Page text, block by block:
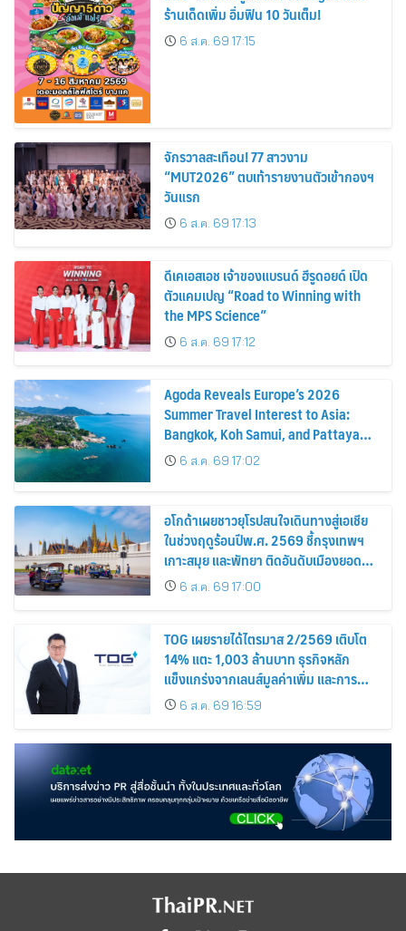
ร้านเด็ดเพิ่ม อิ่มฟิน 10 วันเต็ม!
6 ส.ค. 69 17:15
จักรวาลสะเทือน! 77 สาวงาม
“MUT2026” ตบเท้ารายงานตัวเข้ากองฯ
วันแรก
6 ส.ค. 69 17:13
ดีเคเอสเอช เจ้าของแบรนด์ ฮีรูดอยด์ เปิด
ตัวแคมเปญ “Road to Winning with
the MPS Science”
6 ส.ค. 69 17:12
Agoda Reveals Europe’s 2026
Summer Travel Interest to Asia:
Bangkok, Koh Samui, and Pattaya
Among the Top Cities
6 ส.ค. 69 17:02
อโกด้าเผยชาวยุโรปสนใจเดินทางสู่เอเชีย
ในช่วงฤดูร้อนปีพ.ศ. 2569 ชี้กรุงเทพฯ
เกาะสมุย และพัทยา ติดอันดับเมืองยอด
นิยม6 ส.ค. 69 17:00
TOG เผยรายได้ไตรมาส 2/2569 เติบโต
14% แตะ 1,003 ล้านบาท ธุรกิจหลัก
แข็งแกร่งจากเลนส์มูลค่าเพิ่ม และการ
ขยายตลาดต่างประเทศ พร้อมเดินหน้า
ลงทุนเพื่อการเติบโตระยะยาว
6 ส.ค. 69 16:59